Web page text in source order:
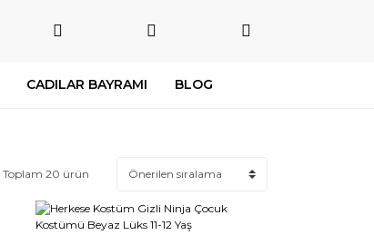
CADILAR BAYRAMI BLOG
Toplam 20 ürün